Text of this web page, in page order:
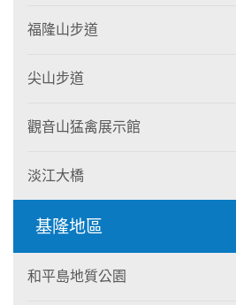
福隆山步道
尖山步道
觀音山猛禽展示館
淡江大橋
基隆地區
和平島地質公園